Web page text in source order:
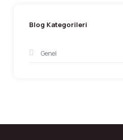
Blog Kategorileri
Genel